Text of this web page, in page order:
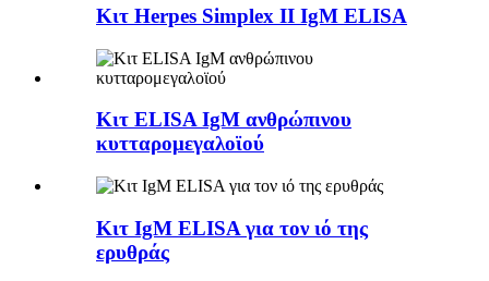
Κιτ Herpes Simplex II IgM ELISA
Κιτ ELISA IgM ανθρώπινου
κυτταρομεγαλοϊού
Κιτ IgM ELISA για τον ιό της
ερυθράς